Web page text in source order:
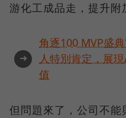
游化工成品走，提升附
➜
角逐100 MVP盛
人特別肯定，展
值
但問題來了，公司不